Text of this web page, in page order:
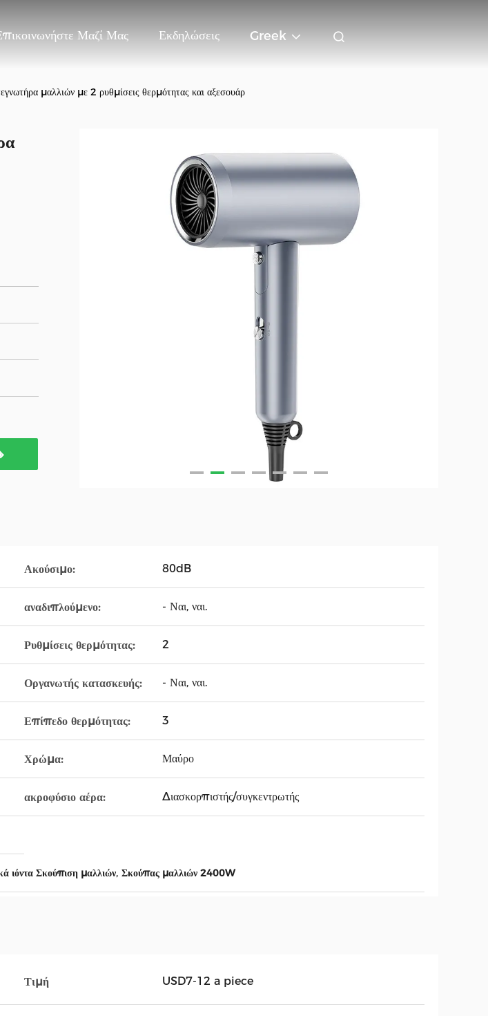
Μαζί Μας Εκδηλώσεις Greek
μαλλιών με 2 ρυθμίσεις θερμότητας και αξεσουάρ
Ακούσιμο: 80dB
αναδιπλούμενο: - Ναι, ναι.
Ρυθμίσεις θερμότητας: 2
Οργανωτής κατασκευής: - Ναι, ναι.
Επίπεδο θερμότητας: 3
Χρώμα: Μαύρο
ακροφύσιο αέρα: Διασκορπιστής/συγκεντρωτής
ιόντα Σκούπιση μαλλιών, Σκούπας μαλλιών 2400W
Τιμή USD7-12 a piece